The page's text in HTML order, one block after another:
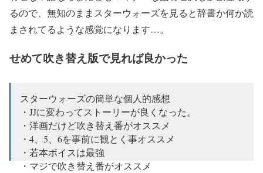
るので、無知のままスターウォーズを見ると辞書か何か読
まされてるような感覚になります…。
せめて吹き替え版で見れば良かった
スターウォーズの簡単な個人的感想
・JJに変わってストーリーが良くなった。
・洋画だけど吹き替え番がオススメ
・4、5、6を事前に観とく事オススメ
・若本ボイスは最強
・マジで吹き替え番がオススメ